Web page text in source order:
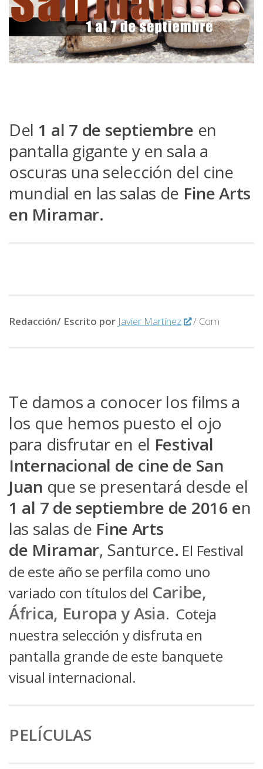
Del 1 al 7 de septiembre en
pantalla gigante y en sala a
oscuras una selección del cine
mundial en las salas de Fine Arts
en Miramar.
Redacción/ Escrito por Javier Martínez / Com
Te damos a conocer los films a
los que hemos puesto el ojo
para disfrutar en el Festival
Internacional de cine de San
Juan que se presentará desde el
1 al 7 de septiembre de 2016 en
las salas de Fine Arts
de Miramar, Santurce. El Festival
de este año se perfila como uno
variado con títulos del Caribe,
África, Europa y Asia. Coteja
nuestra selección y disfruta en
pantalla grande de este banquete
visual internacional.
PELÍCULAS